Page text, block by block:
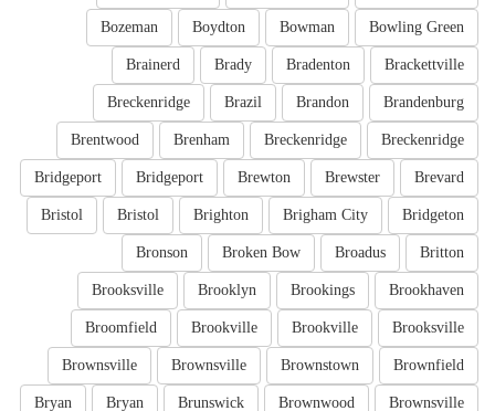
Bowling Green
Bowman
Boydton
Bozeman
Brackettville
Bradenton
Brady
Brainerd
Brandenburg
Brandon
Brazil
Breckenridge
Breckenridge
Breckenridge
Brenham
Brentwood
Brevard
Brewster
Brewton
Bridgeport
Bridgeport
Bridgeton
Brigham City
Brighton
Bristol
Bristol
Britton
Broadus
Broken Bow
Bronson
Brookhaven
Brookings
Brooklyn
Brooksville
Brooksville
Brookville
Brookville
Broomfield
Brownfield
Brownstown
Brownsville
Brownsville
Brownsville
Brownwood
Brunswick
Bryan
Bryan